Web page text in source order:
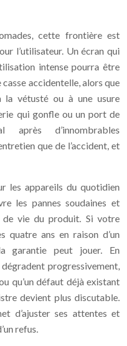
cette frontière est
l’utilisateur. Un écran qui
intense pourra être
casse accidentelle, alors que
la vétusté ou à une usure
qui gonfle ou un port de
d’innombrables
que de l’accident, et
les appareils du quotidien
les pannes soudaines et
vie du produit. Si votre
quatre ans en raison d’un
garantie peut jouer. En
progressivement,
qu’un défaut déjà existant
devient plus discutable.
d’ajuster ses attentes et
refus.